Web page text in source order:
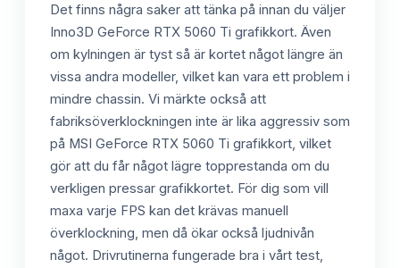
Det finns några saker att tänka på innan du väljer
Inno3D GeForce RTX 5060 Ti grafikkort. Även
om kylningen är tyst så är kortet något längre än
vissa andra modeller, vilket kan vara ett problem i
mindre chassin. Vi märkte också att
fabriksöverklockningen inte är lika aggressiv som
på MSI GeForce RTX 5060 Ti grafikkort, vilket
gör att du får något lägre topprestanda om du
verkligen pressar grafikkortet. För dig som vill
maxa varje FPS kan det krävas manuell
överklockning, men då ökar också ljudnivån
något. Drivrutinerna fungerade bra i vårt test,